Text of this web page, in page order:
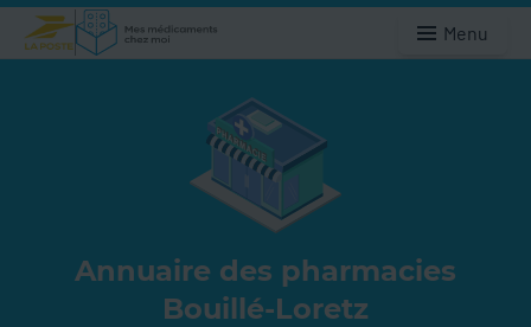
Menu
Annuaire des pharmacies
Bouillé-Loretz